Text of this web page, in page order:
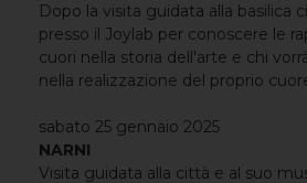
Dopo la visita guidata alla basilica
presso il Joylab per conoscere le
cuori nella storia dell'arte e chi
nella realizzazione del proprio
sabato 25 gennaio 2025
NARNI
Visita guidata alla città e al suo